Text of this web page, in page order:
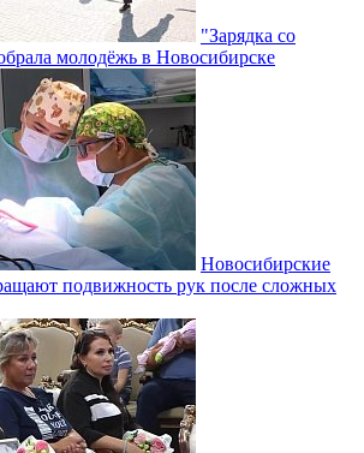
"Зарядка со
молодёжь в Новосибирске
Новосибирские
подвижность рук после сложных